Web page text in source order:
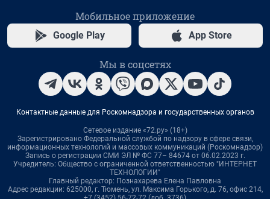
Мобильное приложение
Google Play App Store
Мы в соцсетях
Контактные данные для Роскомнадзора и государственных органов
Сетевое издание «72.ру» (18+)
Зарегистрировано Федеральной службой по надзору в сфере связи,
информационных технологий и массовых коммуникаций (Роскомнадзор)
Запись о регистрации СМИ ЭЛ № ФС 77– 84674 от 06.02.2023 г.
Учредитель: Общество с ограниченной ответственностью "ИНТЕРНЕТ
ТЕХНОЛОГИИ"
Главный редактор: Познахарева Елена Павловна
Адрес редакции: 625000, г. Тюмень, ул. Максима Горького, д. 76, офис 214,